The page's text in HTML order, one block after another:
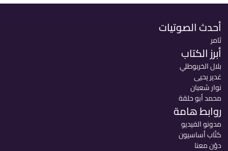
أحدث الصوتيات
ثامر
أبرز الكتاب
بلال الخربوطلي
غدير يحيى
نوار شعبان
محمد أبو حلقة
روابط هامة
مدونو الفيديو
كتّاب أساسيون
دوّن معنا